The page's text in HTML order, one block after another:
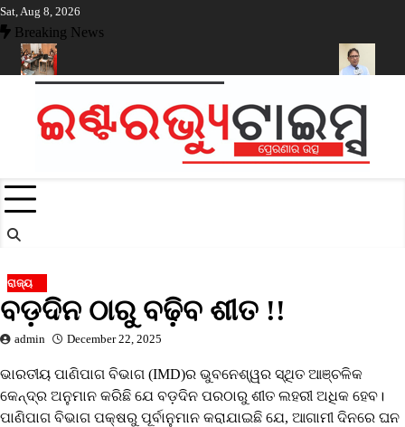
Skip
to
content
Sat, Aug 8, 2026
Breaking News
ରାଜ୍ୟ
ବଡ଼ଦିନ ଠାରୁ ବଢ଼ିବ ଶୀତ !!
admin December 22, 2025
ଭାରତୀୟ ପାଣିପାଗ ବିଭାଗ (IMD)ର ଭୁବନେଶ୍ୱର ସ୍ଥିତ ଆଞ୍ଚଳିକ
କେନ୍ଦ୍ର ଅନୁମାନ କରିଛି ଯେ ବଡ଼ଦିନ ପରଠାରୁ ଶୀତ ଲହରୀ ଅଧିକ ହେବ।
ପାଣିପାଗ ବିଭାଗ ପକ୍ଷରୁ ପୂର୍ବାନୁମାନ କରାଯାଇଛି ଯେ, ଆଗାମୀ ଦିନରେ ଘନ